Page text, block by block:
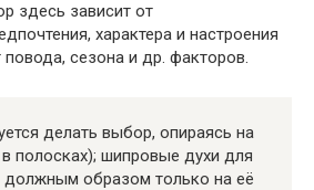
здесь зависит от
характера и настроения
сезона и др. факторов.
делать выбор, опираясь на
полосках); шипровые духи для
образом только на её